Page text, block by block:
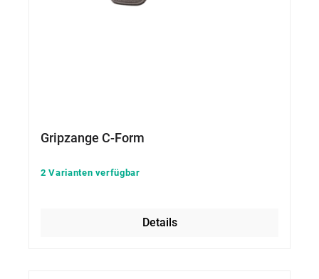
Gripzange C-Form
2 Varianten verfügbar
Details